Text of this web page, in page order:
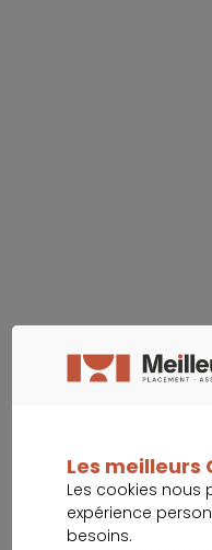
Les meilleurs
Les cookies nous
expérience
besoins.